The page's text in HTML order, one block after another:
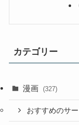
カテゴリー
漫画 (327)
おすすめのサ